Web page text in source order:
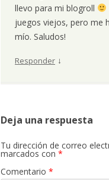
llevo para mi blogroll
juegos viejos, pero me
mío. Saludos!
Responder ↓
Deja una respuesta
Tu dirección de correo
marcados con *
Comentario *